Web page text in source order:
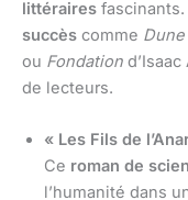
littéraires fascinants.
succès comme Dune
ou Fondation
de lecteurs.
« Les Fils de
Ce roman de
l’humanité dans